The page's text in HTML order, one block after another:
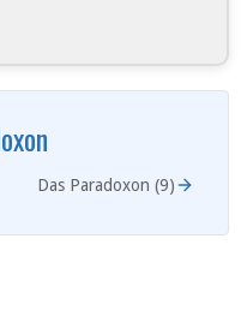
Das Paradoxon (9)